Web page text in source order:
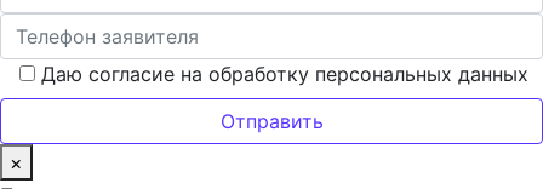
Даю согласие на обработку персональных данных
×